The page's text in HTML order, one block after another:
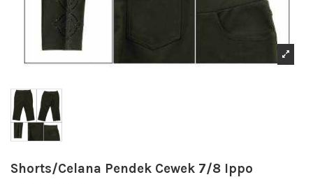
Shorts/Celana Pendek Cewek 7/8 Ippo